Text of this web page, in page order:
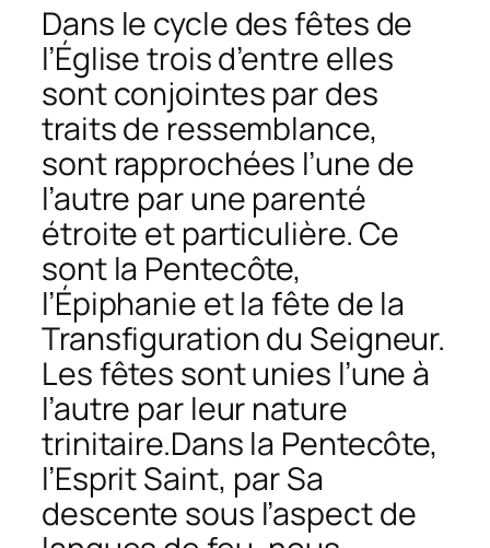
Dans le cycle des fêtes de
l’Église trois d’entre elles
sont conjointes par des
traits de ressemblance,
sont rapprochées l’une de
l’autre par une parenté
étroite et particulière. Ce
sont la Pentecôte,
l’Épiphanie et la fête de la
Transfiguration du Seigneur.
Les fêtes sont unies l’une à
l’autre par leur nature
trinitaire.Dans la Pentecôte,
l’Esprit Saint, par Sa
descente sous l’aspect de